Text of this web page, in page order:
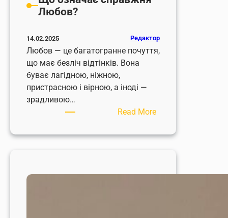
Любов?
14.02.2025 Редактор
Любов — це багатогранне почуття,
що має безліч відтінків. Вона
буває лагідною, ніжною,
пристрасною і вірною, а іноді —
зрадливою…
Read More:
означає